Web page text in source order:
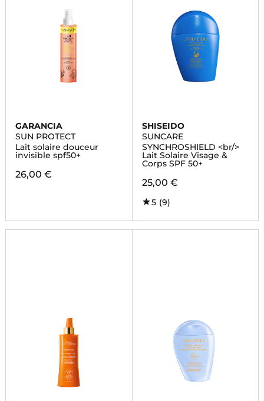
GARANCIA
SUN PROTECT
Lait solaire douceur
invisible spf50+
26,00 €
SHISEIDO
SUNCARE
SYNCHROSHIELD <br/>
Lait Solaire Visage &
Corps SPF 50+
25,00 €
5 (9)